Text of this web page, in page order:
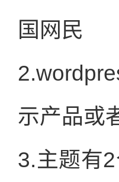
国网民
示产品或
3.主题有